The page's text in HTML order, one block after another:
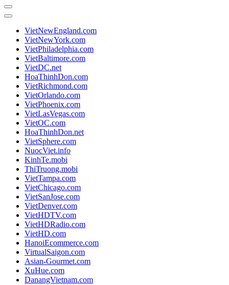
VietNewEngland.com
VietNewYork.com
VietPhiladelphia.com
VietBaltimore.com
VietDC.net
HoaThinhDon.com
VietRichmond.com
VietOrlando.com
VietPhoenix.com
VietLasVegas.com
VietOC.com
HoaThinhDon.net
VietSphere.com
NuocViet.info
KinhTe.mobi
ThiTruong.mobi
VietTampa.com
VietChicago.com
VietSanJose.com
VietDenver.com
VietHDTV.com
VietHDRadio.com
VietHD.com
HanoiEcommerce.com
VirtualSaigon.com
Asian-Gourmet.com
XuHue.com
DanangVietnam.com